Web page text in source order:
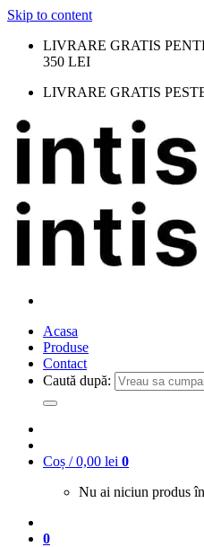
Skip to content
LIVRARE GRATIS
350 LEI
LIVRARE GRATIS
Acasa
Produse
Contact
Caută după:
Coș /0,00 lei 0
Nu ai niciun produs
0